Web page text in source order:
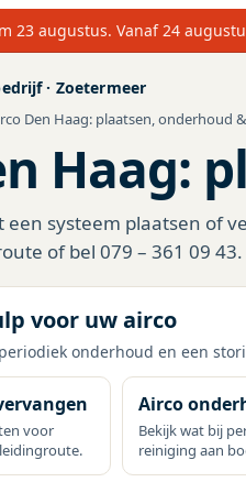
23 augustus. Vanaf 24
· Zoetermeer
Den Haag: plaatsen, onderhoud
Haag:
een systeem plaatsen of
of bel 079 – 361 09 43.
voor uw airco
onderhoud en een
voor
Airco
Bekijk wat bij
reiniging aan